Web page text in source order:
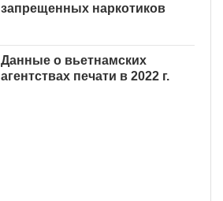
запрещенных наркотиков
Данные о вьетнамских
агентствах печати в 2022 г.